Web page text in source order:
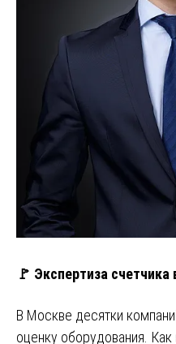
🚩 Экспертиза счетчика
В Москве десятки
оценку оборудования.